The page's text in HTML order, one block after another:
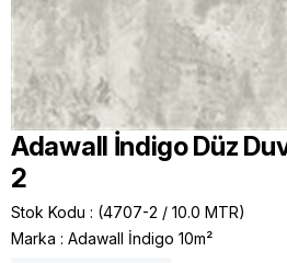
Adawall İndigo Düz
2
Stok Kodu
(4707-2 / 10.0 MTR)
Marka : Adawall İndigo 10m²